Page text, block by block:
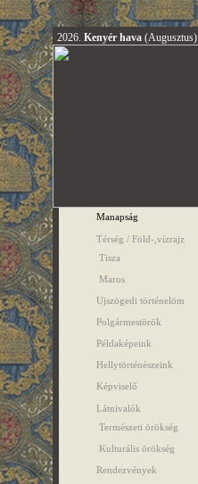
2026. Kenyér hava (Augusztus)
Manapság
Térség / Föld-,vízrajz
Tisza
Maros
Ujszögedi történelöm
Polgármestörök
Példaképeink
Hellytörténészeink
Képviselő
Látnivalók
Természeti örökség
Kulturális örökség
Rendezvények